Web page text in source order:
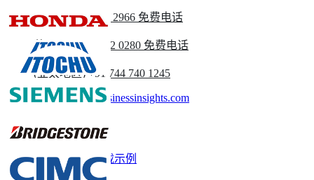
美国+1 833 909 2966 免费电话
英国+44 808 502 0280 免费电话
(亚太地区) +91 744 740 1245
sales@fortunebusinessinsights.com
称呼
电子邮件
下载示例